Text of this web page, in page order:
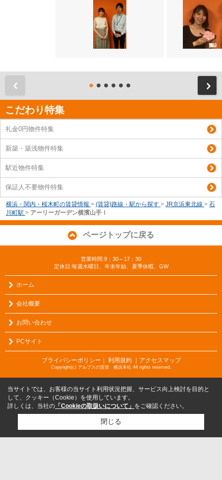
こだわり特集
礼金0円物件特集
新築・築浅物件特集
駅近物件特集
保証人不要物件特集
横浜・関内・桜木町の賃貸情報 > (賃貸)路線・駅から探す > JR京浜東北線 > 石
川町駅 > アーリーガーデン横濱山手Ⅰ
ページトップに戻る
営業時間:9：30～17：30
定休日:毎週水曜日、年末年始、夏季休暇、GW
ホーム
会社概要
お問い合わせ
PCサイト
プライバシーポリシー 利用規約 ｜アクセスマップ
Copyright(c) アルプスの賃貸 横浜本社 All rights reserved.
当サイトでは、お客様の当サイト利用状況把握、サービス向上検討を目的と
して、クッキー（Cookie）を使用しています。
詳しくは、当社の 「Cookieの取扱いについて」 をご確認ください。
閉じる